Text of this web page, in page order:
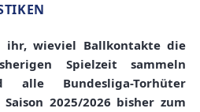
ihr, wieviel Ballkontakte die
Spielzeit sammeln
Bundesliga-Torhüter
2025/2026 bisher zum